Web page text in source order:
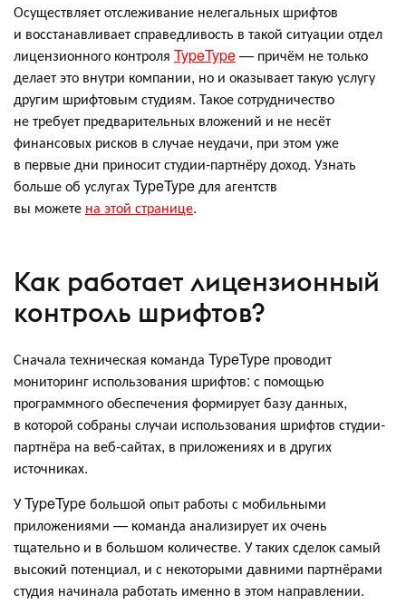
Осуществляет отслеживание нелегальных шрифтов
и восстанавливает справедливость в такой ситуации отдел
лицензионного контроля TypeType— причём не только
делает это внутри компании, но и оказывает такую услугу
другим шрифтовым студиям. Такое сотрудничество
не требует предварительных вложений и не несёт
финансовых рисков в случае неудачи, при этом уже
в первые дни приносит студии-партнёру доход. Узнать
больше об услугах TypeType для агентств
вы можете на этой странице.
Как работает лицензионный
контроль шрифтов?
Сначала техническая команда TypeType проводит
мониторинг использования шрифтов: с помощью
программного обеспечения формирует базу данных,
в которой собраны случаи использования шрифтов студии-
партнёра на веб-сайтах, в приложениях и в других
источниках.
У TypeType большой опыт работы с мобильными
приложениями — команда анализирует их очень
тщательно и в большом количестве. У таких сделок самый
высокий потенциал, и с некоторыми давними партнёрами
студия начинала работать именно в этом направлении.